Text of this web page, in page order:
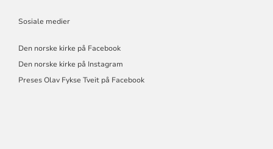
Sosiale medier
Den norske kirke på Facebook
Den norske kirke på Instagram
Preses Olav Fykse Tveit på Facebook